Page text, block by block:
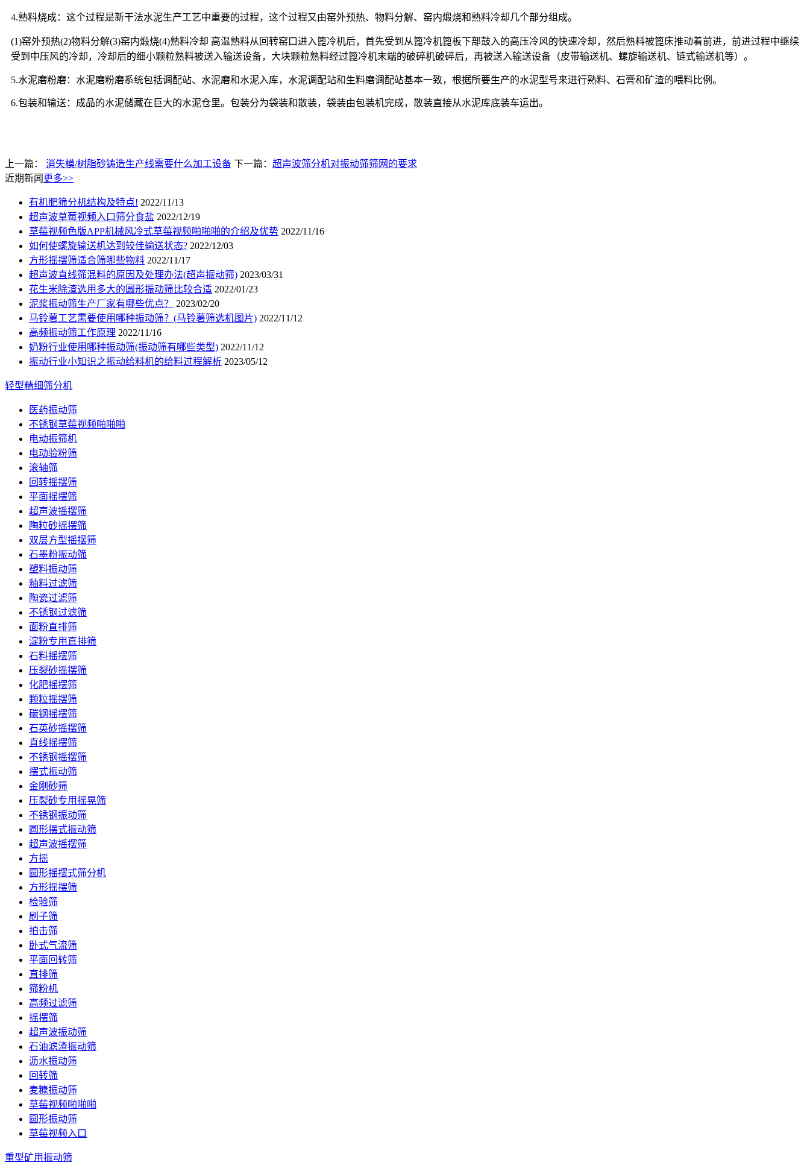
4.熟料烧成：这个过程是新干法水泥生产工艺中重要的过程，这个过程又由窑外预热、物料分解、窑内煅烧和熟料冷却几个部分组成。
(1)窑外预热(2)物料分解(3)窑内煅烧(4)熟料冷却 高温熟料从回转窑口进入篦冷机后，首先受到从篦冷机篦板下部鼓入的高压冷风的快速冷却，然后熟料被篦床推动着前进，前进过程中继续
受到中压风的冷却，冷却后的细小颗粒熟料被送入输送设备，大块颗粒熟料经过篦冷机末端的破碎机破碎后，再被送入输送设备（皮带输送机、螺旋输送机、链式输送机等）。
5.水泥磨粉磨：水泥磨粉磨系统包括调配站、水泥磨和水泥入库，水泥调配站和生料磨调配站基本一致，根据所要生产的水泥型号来进行熟料、石膏和矿渣的喂料比例。
6.包装和输送：成品的水泥储藏在巨大的水泥仓里。包装分为袋装和散装，袋装由包装机完成，散装直接从水泥库底装车运出。
上一篇： 消失模/树脂砂铸造生产线需要什么加工设备 下一篇： 超声波筛分机对振动筛筛网的要求
近期新闻 更多>>
有机肥筛分机结构及特点! 2022/11/13
超声波草莓视频入口筛分食盐 2022/12/19
草莓视频色版APP机械风冷式草莓视频啪啪啪的介绍及优势 2022/11/16
如何使螺旋输送机达到较佳输送状态? 2022/12/03
方形摇摆筛适合筛哪些物料 2022/11/17
超声波直线筛混料的原因及处理办法(超声振动筛) 2023/03/31
花生米除渣选用多大的圆形振动筛比较合适 2022/01/23
泥浆振动筛生产厂家有哪些优点？
2023/02/20
马铃薯工艺需要使用哪种振动筛？(马铃薯筛选机图片) 2022/11/12
高频振动筛工作原理 2022/11/16
奶粉行业使用哪种振动筛(振动筛有哪些类型) 2022/11/12
振动行业小知识之振动给料机的给料过程解析 2023/05/12
轻型精细筛分机
医药振动筛
不锈钢草莓视频啪啪啪
电动振筛机
电动验粉筛
滚轴筛
回转摇摆筛
平面摇摆筛
超声波摇摆筛
陶粒砂摇摆筛
双层方型摇摆筛
石墨粉振动筛
塑料振动筛
釉料过滤筛
陶瓷过滤筛
不锈钢过滤筛
面粉直排筛
淀粉专用直排筛
石料摇摆筛
压裂砂摇摆筛
化肥摇摆筛
颗粒摇摆筛
碳钢摇摆筛
石英砂摇摆筛
直线摇摆筛
不锈钢摇摆筛
摆式振动筛
金刚砂筛
压裂砂专用摇晃筛
不锈钢振动筛
圆形摆式振动筛
超声波摇摆筛
方摇
圆形摇摆式筛分机
方形摇摆筛
检验筛
刷子筛
拍击筛
卧式气流筛
平面回转筛
直排筛
筛粉机
高频过滤筛
摇摆筛
超声波振动筛
石油滤渣振动筛
沥水振动筛
回转筛
麦糠振动筛
草莓视频啪啪啪
圆形振动筛
草莓视频入口
重型矿用振动筛